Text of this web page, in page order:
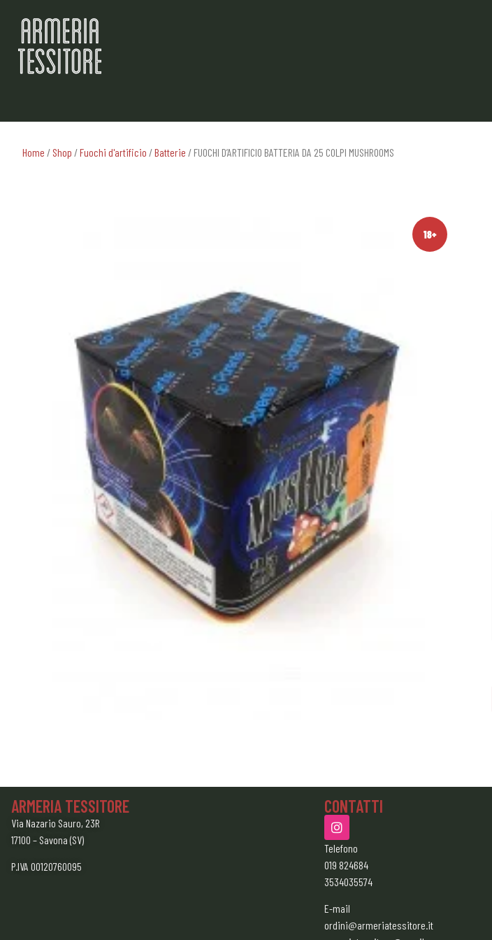
Home / Shop /Fuochi d'artificio /Batterie / FUOCHI D’ARTIFICIO BATTERIA DA 25 COLPI MUSHROOMS
18+
ARMERIA TESSITORE
Via Nazario Sauro, 23R
17100 – Savona (SV)
P.IVA 00120760095
CONTATTI
Telefono
019 824684
3534035574
E-mail
ordini@armeriatessitore.it